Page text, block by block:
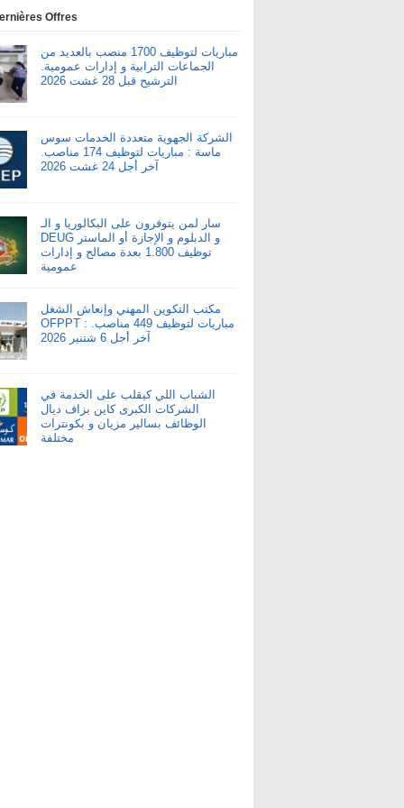
Offres
مباريات لتوظيف 1700 منصب بالعديد من
الجماعات الترابية و إدارات عمومية.
الترشيح قبل 28 غشت 2026
الشركة الجهوية متعددة الخدمات سوس
ماسة : مباريات لتوظيف 174 مناصب.
آخر أجل 24 غشت 2026
سار لمن يتوفرون على البكالوريا و الـ
DEUG و الدبلوم و الإجازة أو الماستر
توظيف 1.800 بعدة مصالح و إدارات
عمومية
مكتب التكوين المهني وإنعاش الشغل
OFPPT : مباريات لتوظيف 449 مناصب.
آخر أجل 6 شتنبر 2026
الشباب اللي كيقلب على الخدمة في
الشركات الكبرى كاين بزاف ديال
الوظائف بسالير مزيان و بكونترات
مختلفة